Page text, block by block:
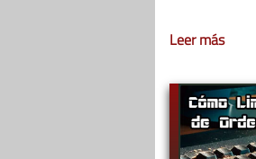
Leer más